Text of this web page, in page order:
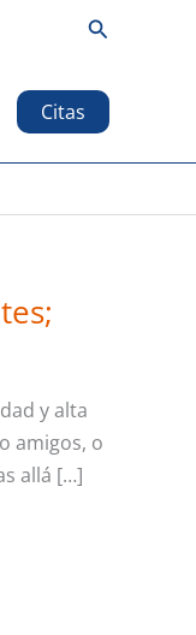
Buscar
Citas
y alta
amigos, o
allá […]